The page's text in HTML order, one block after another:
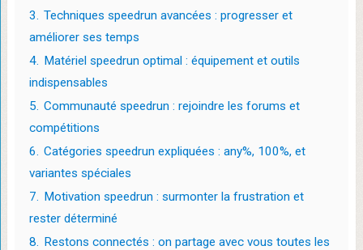
3. Techniques speedrun avancées : progresser et
améliorer ses temps
4. Matériel speedrun optimal : équipement et outils
indispensables
5. Communauté speedrun : rejoindre les forums et
compétitions
6. Catégories speedrun expliquées : any%, 100%, et
variantes spéciales
7. Motivation speedrun : surmonter la frustration et
rester déterminé
8. Restons connectés : on partage avec vous toutes les